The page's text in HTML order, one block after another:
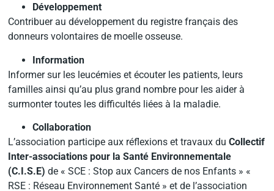
Développement
Contribuer au développement du registre français des
donneurs volontaires de moelle osseuse.
Information
Informer sur les leucémies et écouter les patients, leurs
familles ainsi qu’au plus grand nombre pour les aider à
surmonter toutes les difficultés liées à la maladie.
Collaboration
L’association participe aux réflexions et travaux du Collectif
Inter-associations pour la Santé Environnementale
(C.I.S.E) de « SCE : Stop aux Cancers de nos Enfants » «
RSE : Réseau Environnement Santé » et de l’association